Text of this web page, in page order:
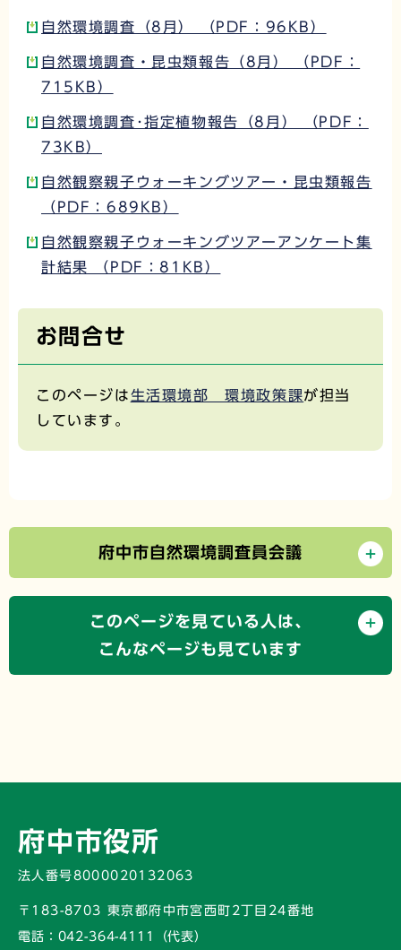
自然環境調査（8月） （PDF：96KB）
自然環境調査・昆虫類報告（8月） （PDF：
715KB）
自然環境調査･指定植物報告（8月） （PDF：
73KB）
自然観察親子ウォーキングツアー・昆虫類報告
（PDF：689KB）
自然観察親子ウォーキングツアーアンケート集
計結果 （PDF：81KB）
お問合せ
このページは生活環境部 環境政策課が担当
しています。
府中市自然環境調査員会議
このページを見ている人は、
こんなページも見ています
府中市役所
法人番号8000020132063
〒183-8703 東京都府中市宮西町2丁目24番地
電話： 042-364-4111（代表）